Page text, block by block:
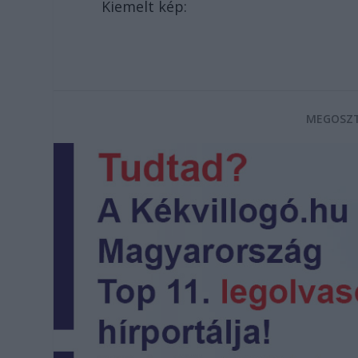
Kiemelt kép: